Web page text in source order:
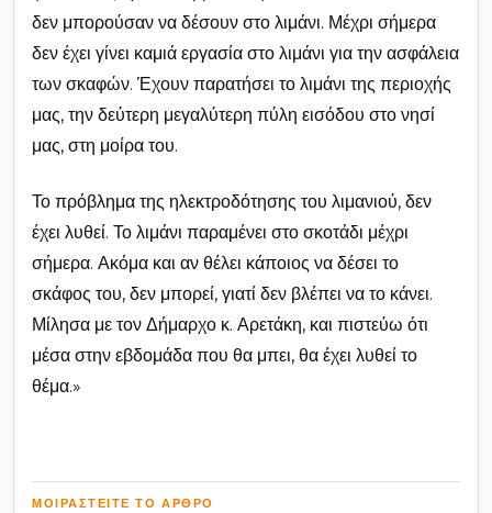
δεν μπορούσαν να δέσουν στο λιμάνι. Μέχρι σήμερα
δεν έχει γίνει καμιά εργασία στο λιμάνι για την ασφάλεια
των σκαφών. Έχουν παρατήσει το λιμάνι της περιοχής
μας, την δεύτερη μεγαλύτερη πύλη εισόδου στο νησί
μας, στη μοίρα του.
Το πρόβλημα της ηλεκτροδότησης του λιμανιού, δεν
έχει λυθεί. Το λιμάνι παραμένει στο σκοτάδι μέχρι
σήμερα. Ακόμα και αν θέλει κάποιος να δέσει το
σκάφος του, δεν μπορεί, γιατί δεν βλέπει να το κάνει.
Μίλησα με τον Δήμαρχο κ. Αρετάκη, και πιστεύω ότι
μέσα στην εβδομάδα που θα μπει, θα έχει λυθεί το
θέμα.»
ΜΟΙΡΑΣΤΕΊΤΕ ΤΟ ΆΡΘΡΟ